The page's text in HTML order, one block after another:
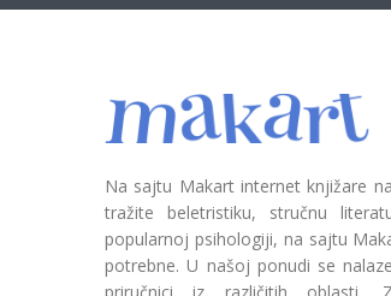
Na sajtu Makart internet knjižare
tražite beletristiku, stručnu
popularnoj psihologiji, na sajtu
potrebne. U našoj ponudi se